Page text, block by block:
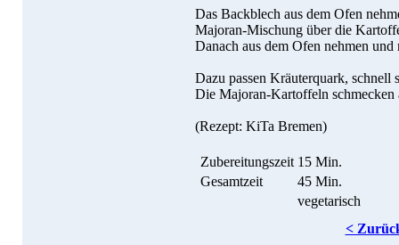
Das Backblech aus dem Ofen
Majoran-Mischung über die
Danach aus dem Ofen nehmen
Dazu passen Kräuterquark, schnell
Die Majoran-Kartoffeln schmecken
(Rezept: KiTa Bremen)
Zubereitungszeit 15 Min.
Gesamtzeit
45 Min.
vegetarisch
<